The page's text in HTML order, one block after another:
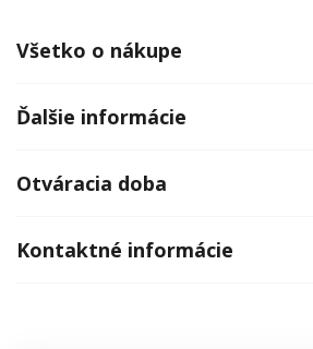
Všetko o nákupe
Ďalšie informácie
Otváracia doba
Kontaktné informácie